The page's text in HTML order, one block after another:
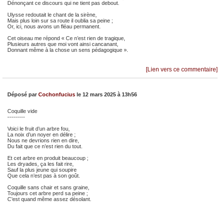
Dénonçant ce discours qui ne tient pas debout.
Ulysse redoutait le chant de la sirène,
Mais plus loin sur sa route il oublia sa peine ;
Or, ici, nous avons un fléau permanent.
Cet oiseau me répond « Ce n’est rien de tragique,
Plusieurs autres que moi vont ainsi cancanant,
Donnant même à la chose un sens pédagogique ».
[Lien vers ce commentaire]
Déposé par Cochonfucius le 12 mars 2025 à 13h56
Coquille vide
---------
Voici le fruit d’un arbre fou,
La noix d’un noyer en délire ;
Nous ne devrions rien en dire,
Du fait que ce n’est rien du tout.
Et cet arbre en produit beaucoup ;
Les dryades, ça les fait rire,
Sauf la plus jeune qui soupire
Que cela n’est pas à son goût.
Coquille sans chair et sans graine,
Toujours cet arbre perd sa peine ;
C’est quand même assez désolant.